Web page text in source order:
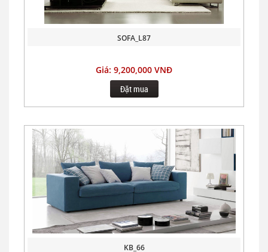
SOFA_L87
Giá: 9,200,000 VNĐ
Đặt mua
KB_66